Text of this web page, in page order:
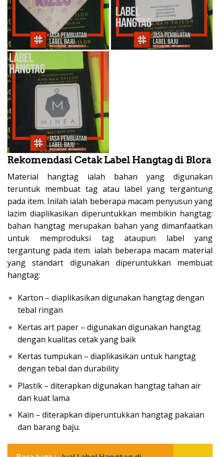
Rekomendasi Cetak Label Hangtag di Blora
Material hangtag ialah bahan yang digunakan
teruntuk membuat tag atau label yang tergantung
pada item. Inilah ialah beberapa macam penyusun yang
lazim diaplikasikan diperuntukkan membikin hangtag:
bahan hangtag merupakan bahan yang dimanfaatkan
untuk memproduksi tag ataupun label yang
tergantung pada item. ialah beberapa macam material
yang standart digunakan diperuntukkan membuat
hangtag:
Karton – diaplikasikan digunakan hangtag dengan
tebal ringan
Kertas art paper – digunakan digunakan hangtag
dengan kualitas cetak yang baik
Kertas tumpukan – diaplikasikan untuk hangtag
dengan tebal dan durability
Plastik – diterapkan digunakan hangtag tahan air
dan kuat lama
Kain – diterapkan diperuntukkan hangtag pakaian
dan barang baju.